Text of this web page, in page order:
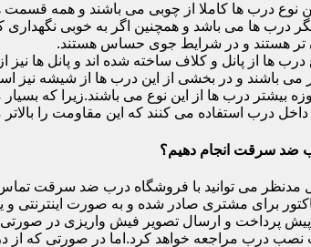
نوع درب ها کاملا از چوبی می باشند و همه
درب ها می باشد و همچنین اگر به خوبی
تر هستند و در شرایط جوی حساس هستند.
درب ها از پانل و کلاف ساخته شده اند و پانل ها
باشند و در بخشی از این درب ها از شیشه نیز
بیشتر درب ها از این نوع می باشند.زیرا که بسیار
درب استفاده می کنند که این مقاومت را بالاتر
ضد سرقت انجام دهیم؟
مدنظر می توانید با فروشگاه درب ضد سرقت
برای مشتری صادر شده و به صورت اینترنتی
پیش پرداخت و ارسال تصویر فیش واریزی در
درب مراجعه خواهد کرد.اما در صورتی که از درب